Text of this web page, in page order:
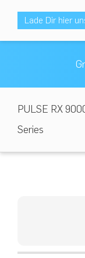
Lade Dir hier
PULSE RX
Series